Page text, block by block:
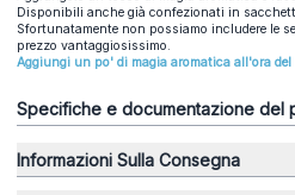
Disponibili anche già confezionati in
Sfortunatamente non possiamo includere le
prezzo vantaggiosissimo.
Aggiungi un po' di magia aromatica all'ora
Specifiche e documentazione del
Informazioni Sulla Consegna